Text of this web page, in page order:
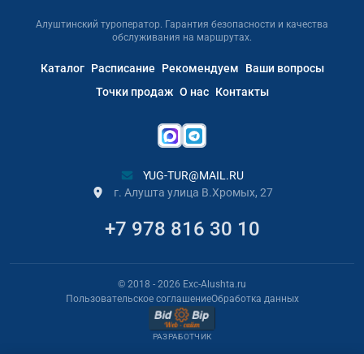
Алуштинский туроператор. Гарантия безопасности и качества
обслуживания на маршрутах.
Каталог Расписание Рекомендуем
Ваши вопросы
Точки продаж О нас Контакты
YUG-TUR@MAIL.RU
г. Алушта улица В.Хромых, 27
+7 978 816 30 10
© 2018 - 2026 Exc-Alushta.ru
Пользовательское соглашениеОбработка данных
РАЗРАБОТЧИК